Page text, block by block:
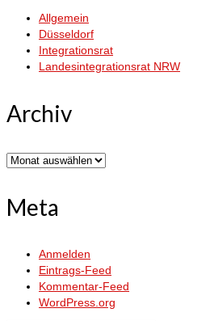
Allgemein
Düsseldorf
Integrationsrat
Landesintegrationsrat NRW
Archiv
Archiv
Meta
Anmelden
Eintrags-Feed
Kommentar-Feed
WordPress.org